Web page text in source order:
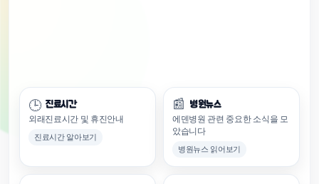
🕒 진료시간
외래진료시간 및 휴진안내
진료시간 알아보기
📰 병원뉴스
에덴병원 관련 중요한 소식을 모
았습니다
병원뉴스 읽어보기